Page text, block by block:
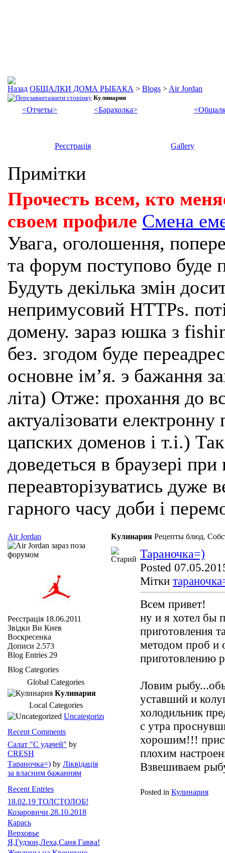
ОБЩАЛКИ ДОМА РЫБАКА > Blogs > Air Jordan
Кулинария
<Отчеты> <Барахолка>
Реєстрація Gallery
Примітки
Прочесть всем, кто
своем профиле Смена
Увага, оголошення,
та форум поступово буде
Будуть декілька змін
непримусовий HTTPs.
домену. зараз юшка з
без. згодом буде
основне імʼя. э бажання
літа) Отже: прохання до
актуалізовати
цапских доменов і т.і.)
доведеться в браузері
переавторізуватись
гарного часу доби і
Кулинария Рецепты блюд.
Тараночка=)
Posted
Мітки
Всем привет!
ну и я хотел бы
приготовления
методом проб и
приготовлению
Ловим
уставший и
холодильник
с утра
хорошим!!!
плохим
Взвешиваем
Posted in Кулинария
Air Jordan
Реєстрація 18.06.2011
Звідки Ви Киев
Воскресенка
Дописи 2.573
Blog Entries 29
Blog Categories
Global Categories
Кулинария
Local Categories
Uncategorized
Recent Comments
Салат "С удачей" by
CRESH
Тараночка=) by Ліквідація
за власним бажанням
Recent Entries
18.02.19 ТОЛСТОЛОБ!
Козаровичи 28.10.2018
Карась
Верховье
Я,Гудзон,Леха,Саня Гавва!